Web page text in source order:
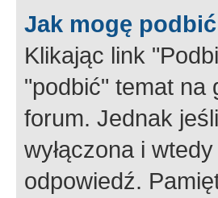
Jak mogę
Klikając link
"podbić" temat na
forum. Jednak
wyłączona i
odpowiedź.